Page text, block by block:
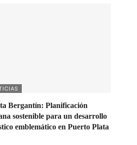
Bergantín: Planificación
sostenible para un desarrollo
emblemático en Puerto Plata